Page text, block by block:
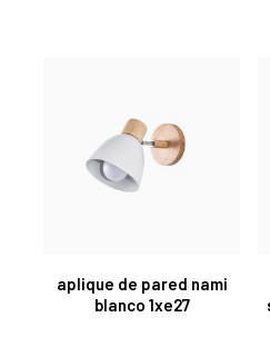
aplique de pared nami
blanco 1xe27